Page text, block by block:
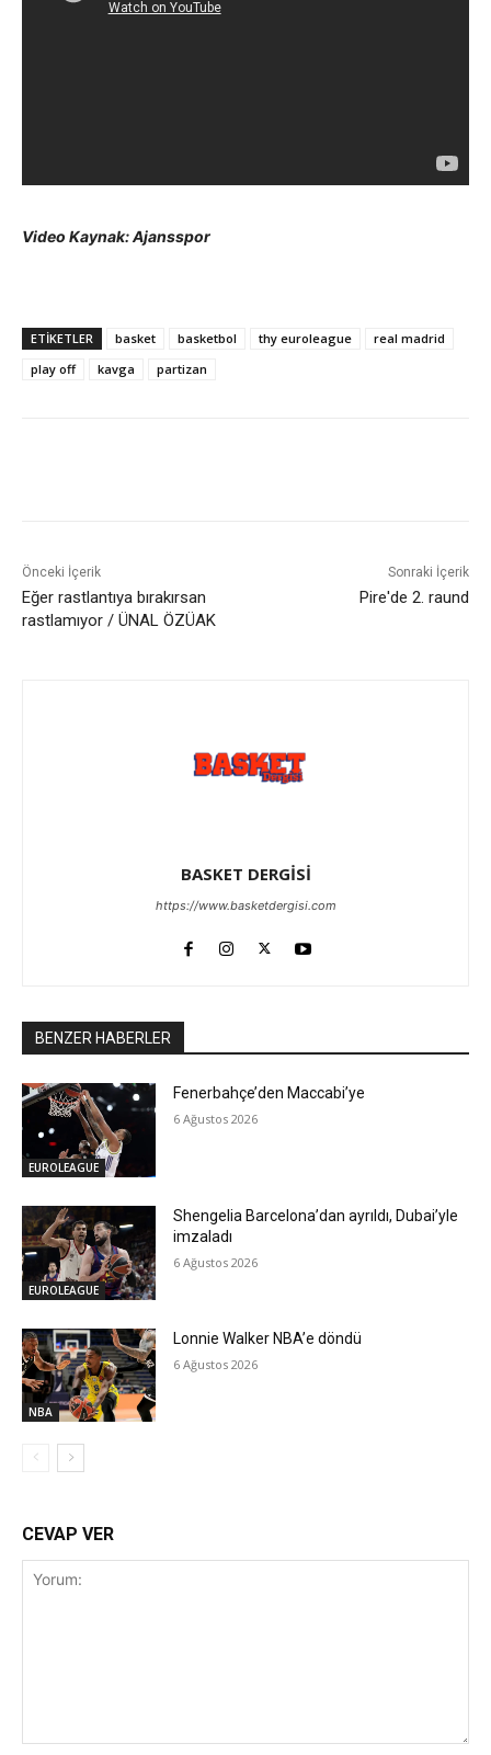
Video Kaynak: Ajansspor
ETIKETLER basket basketbol thy euroleague
real madrid
play off
kavga partizan
Önceki İçerik
Eğer rastlantıya bırakırsan
rastlamıyor / ÜNAL ÖZÜAK
Sonraki İçerik
Pire'de 2. raund
BASKET DERGİSİ
https://www.basketdergisi.com
BENZER HABERLER
EUROLEAGUE
Fenerbahçe’den Maccabi’ye
6 Ağustos 2026
EUROLEAGUE
Shengelia Barcelona’dan ayrıldı, Dubai’yle
imzaladı
6 Ağustos 2026
NBA
Lonnie Walker NBA’e döndü
6 Ağustos 2026
CEVAP VER